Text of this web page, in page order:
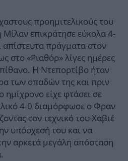
προημιτελικούς του
επικράτησε εύκολα 4-
απίστευτα πράγματα στον
στο «Ριαθόρ» λίγες ημέρες
Η Ντεπορτίβο ήταν
των οπαδών της και πριν
είχε φτάσει σε
4-0 διαμόρφωσε ο Φραν
τον τεχνικό του Χαβιέ
υπόσχεσή του και να
αρκετά μεγάλη απόσταση